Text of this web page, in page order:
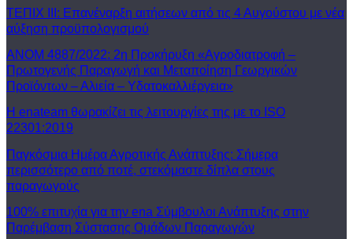
ΤΕΠΙΧ ΙΙΙ: Επανέναρξη αιτήσεων από τις 4 Αυγούστου με νέα
αύξηση προϋπολογισμού
ΑΝΟΜ 4887/2022: 2η Προκήρυξη «Αγροδιατροφή –
Πρωτογενής Παραγωγή και Μεταποίηση Γεωργικών
Προϊόντων – Αλιεία – Υδατοκαλλιέργεια»
Η enateam θωρακίζει τις λειτουργίες της με το ISO
22301:2019
Παγκόσμια Ημέρα Αγροτικής Ανάπτυξης: Σήμερα
περισσότερο από ποτέ, στεκόμαστε δίπλα στους
παραγωγούς
100% επιτυχία για την ena Σύμβουλοι Ανάπτυξης στην
Παρέμβαση Σύστασης Ομάδων Παραγωγών